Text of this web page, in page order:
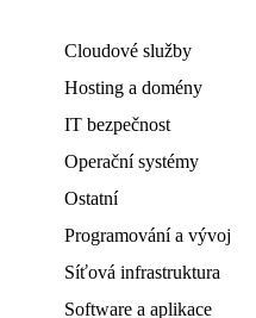
Cloudové služby
Hosting a domény
IT bezpečnost
Operační systémy
Ostatní
Programování a vývoj
Síťová infrastruktura
Software a aplikace